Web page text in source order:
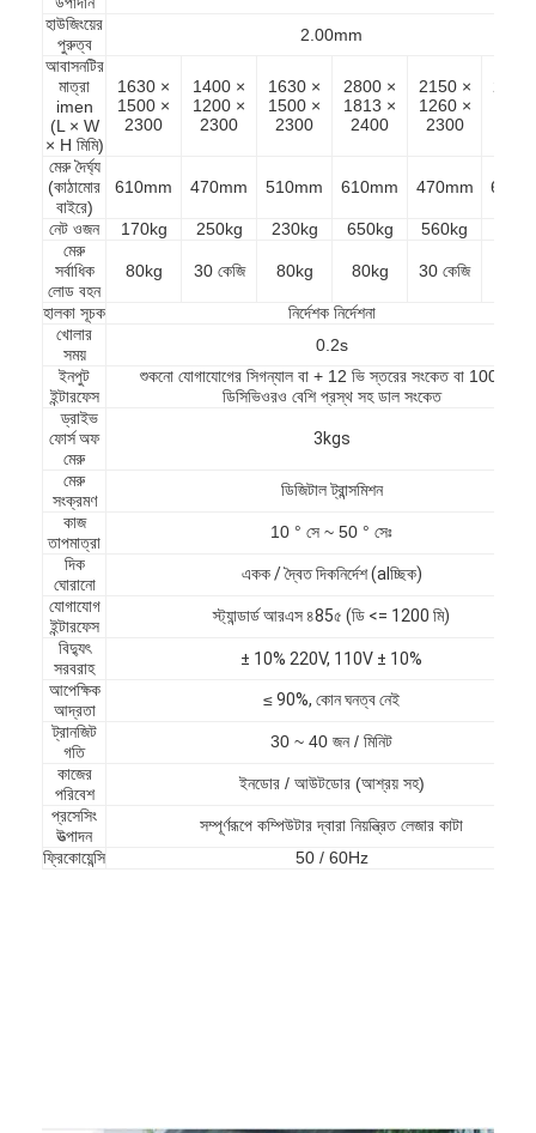
বাড়ি
পণ্য
ভিডিও
আমাদের সম্বন্ধে
কারখানা পরিদর্শন
গুণমান নিয়ন্ত্রণ
খবর
মামলা
হাউজিংয়ের
পুরুত্ব
2.00mm
আবাসনটির
মাত্রা
imen
(L × W
× H মিমি)
1630 ×
1500 ×
2300
1400 ×
1200 ×
2300
1630 ×
1500 ×
2300
2800 ×
1813 ×
2400
2150 ×
1260 ×
2300
মেরু দৈর্ঘ্য
(কাঠামোর
বাইরে)
610mm 470mm 510mm 610mm 470mm
নেট ওজন 170kg 250kg 230kg 650kg 560kg
মেরু
সর্বাধিক
লোড বহন
80kg 30 কেজি 80kg 80kg 30 কেজি
হালকা সূচক
নির্দেশক নির্দেশনা
খোলার
সময়
0.2s
ইনপুট
ইন্টারফেস
শুকনো যোগাযোগের সিগন্যাল বা + 12 ভি স্তরের সংকেত বা 100 মিমি
ডিসিভিওরও বেশি প্রস্থ সহ ডাল সংকেত
ড্রাইভ
ফোর্স অফ
মেরু
3kgs
মেরু
সংক্রমণ
ডিজিটাল ট্রান্সমিশন
কাজ
তাপমাত্রা
10 ° সে ~ 50 ° সেঃ
দিক
ঘোরানো
একক / দ্বৈত দিকনির্দেশ (alচ্ছিক)
যোগাযোগ
ইন্টারফেস
স্ট্যান্ডার্ড আরএস ৪85৫ (ডি <= 1200 মি)
বিদ্যুৎ
সরবরাহ
± 10% 220V, 110V ± 10%
আপেক্ষিক
আদ্রতা
≤90%, কোন ঘনত্ব নেই
ট্রানজিট
গতি
30 ~ 40 জন / মিনিট
কাজের
পরিবেশ
ইনডোর / আউটডোর (আশ্রয় সহ)
প্রসেসিং
উত্পাদন
সম্পূর্ণরূপে কম্পিউটার দ্বারা নিয়ন্ত্রিত লেজার কাটা
ফ্রিকোয়েন্সি
50 / 60Hz